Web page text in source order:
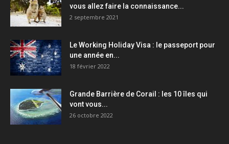
vous allez faire la connaissance...
2 septembre 2021
Le Working Holiday Visa : le passeport pour
une année en...
18 février 2022
Grande Barrière de Corail : les 10 îles qui
vont vous...
26 octobre 2022